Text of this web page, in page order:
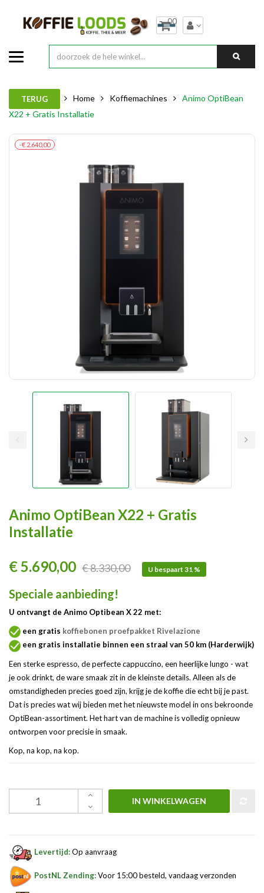
00
TERUG Home Koffiemachines
Animo OptiBean
X22 + Gratis Installatie
-€ 2.640,00
Animo OptiBean X22 + Gratis
Installatie
€ 5.690,00 € 8.330,00 U bespaart 31 %
Speciale aanbieding!
U ontvangt de Animo Optibean X 22 met:
een gratis koffiebonen proefpakket Rivelazione
een gratis installatie binnen een straal van 50 km (Harderwijk)
Een sterke espresso, de perfecte cappuccino, een heerlijke lungo - wat
je ook drinkt, de ware smaak zit in de kleinste details. Alleen als de
omstandigheden precies goed zijn, krijg je de koffie die echt bij je past.
Dat is precies wat wij bieden met het nieuwste model in ons bekroonde
OptiBean-assortiment. Het hart van de machine is volledig opnieuw
ontworpen voor precisie in smaak.
Kop, na kop, na kop.
IN WINKELWAGEN
Levertijd:Op aanvraag
PostNL Zending:Voor 15:00 besteld, vandaag verzonden